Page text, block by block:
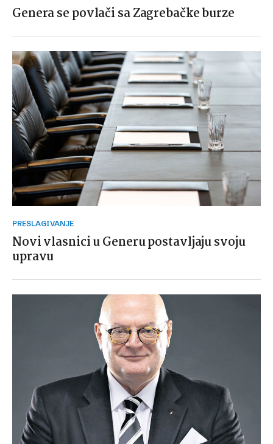
Genera se povlači sa Zagrebačke burze
PRESLAGIVANJE
Novi vlasnici u Generu postavljaju svoju
upravu